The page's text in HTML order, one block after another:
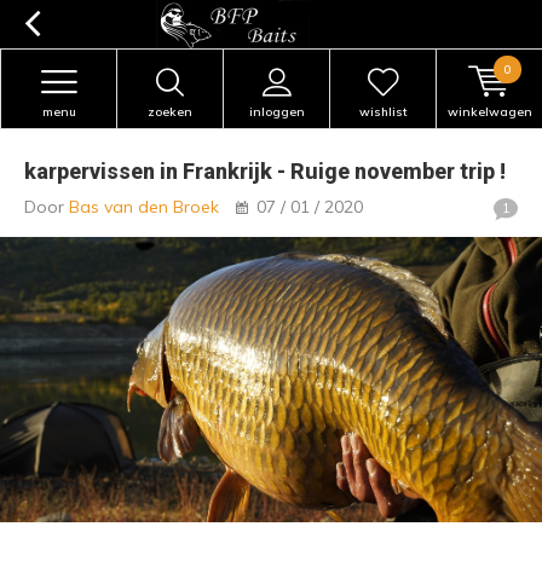
zoeken inloggen
menu wishlist winkelwagen
0
karpervissen in Frankrijk - Ruige november trip !
Door Bas van den Broek 07 / 01 / 2020 1